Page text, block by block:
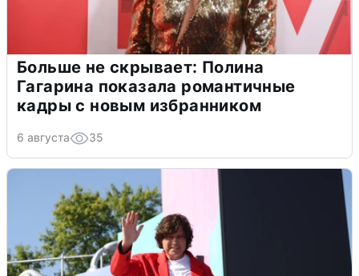
Больше не скрывает: Полина
Гагарина показала романтичные
кадры с новым избранником
6 августа 35